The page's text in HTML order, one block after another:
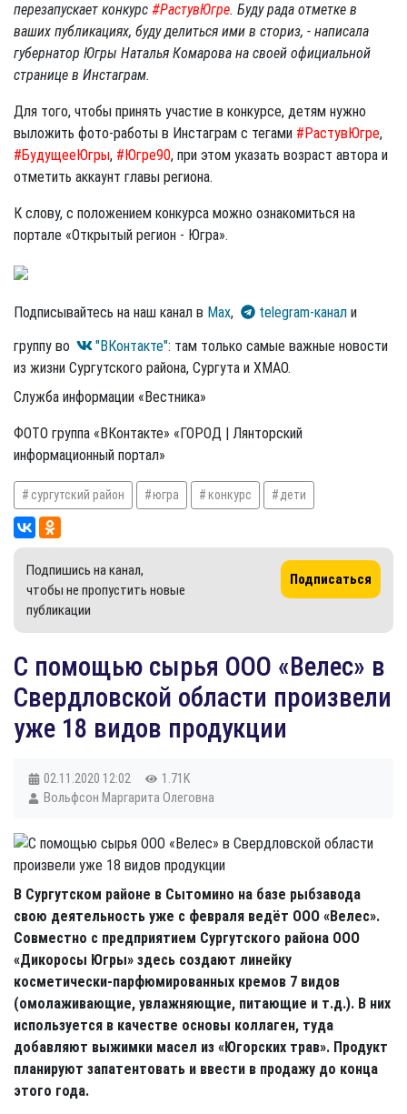
перезапускает конкурс #РастувЮгре. Буду рада отметке в
ваших публикациях, буду делиться ими в сториз, - написала
губернатор Югры Наталья Комарова на своей официальной
странице в Инстаграм.
Для того, чтобы принять участие в конкурсе, детям нужно
выложить фото-работы в Инстаграм с тегами #РастувЮгре,
#БудущееЮгры, #Югре90, при этом указать возраст автора и
отметить аккаунт главы региона.
К слову, с положением конкурса можно ознакомиться на
портале «Открытый регион - Югра».
Подписывайтесь на наш канал в Max, telegram-канал и
группу во
"ВКонтакте": там только самые важные новости
из жизни Сургутского района, Сургута и ХМАО.
Служба информации «Вестника»
ФОТО группа «ВКонтакте» «ГОРОД | Лянторский
информационный портал»
сургутский район югра конкурс дети
Подпишись на канал,
чтобы не пропустить новые
публикации
Подписаться
С помощью сырья ООО «Велес» в
Свердловской области произвели
уже 18 видов продукции
02.11.2020 12:02
1.71K
Вольфсон Маргарита Олеговна
В Сургутском районе в Сытомино на базе рыбзавода
свою деятельность уже с февраля ведёт ООО «Велес».
Совместно с предприятием Сургутского района ООО
«Дикоросы Югры» здесь создают линейку
косметически-парфюмированных кремов 7 видов
(омолаживающие, увлажняющие, питающие и т.д.). В них
используется в качестве основы коллаген, туда
добавляют выжимки масел из «Югорских трав». Продукт
планируют запатентовать и ввести в продажу до конца
этого года.